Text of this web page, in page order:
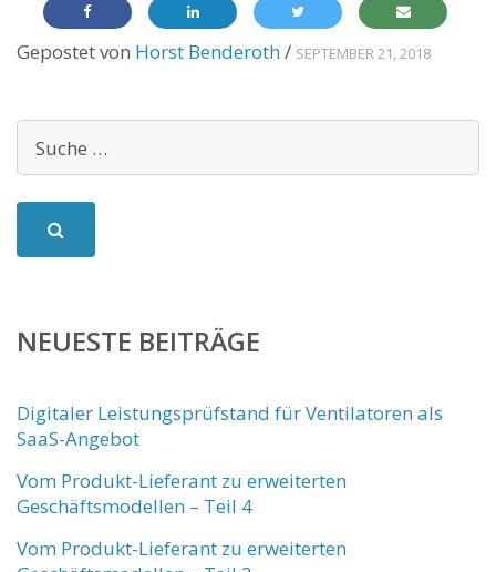
Gepostet von Horst Benderoth/ SEPTEMBER 21, 2018
NEUESTE BEITRÄGE
Digitaler Leistungsprüfstand für Ventilatoren als
SaaS-Angebot
Vom Produkt-Lieferant zu erweiterten
Geschäftsmodellen – Teil 4
Vom Produkt-Lieferant zu erweiterten